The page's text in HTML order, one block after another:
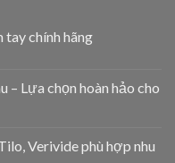
tay chính hãng
– Lựa chọn hoàn hảo cho
Verivide phù hợp nhu